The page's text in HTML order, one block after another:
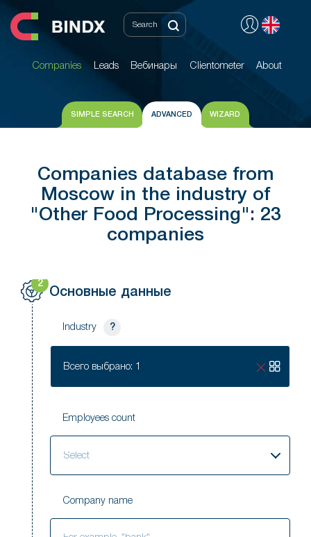
Companies Leads Вебинары Clientometer About
Companies Leads Вебинары Clientometer About
SIMPLE SEARCH ADVANCED WIZARD
Companies database from
Moscow in the industry of
"Other Food Processing": 23
companies
Основные данные
2
Industry ?
Всего выбрано: 1
Employees count
Company name